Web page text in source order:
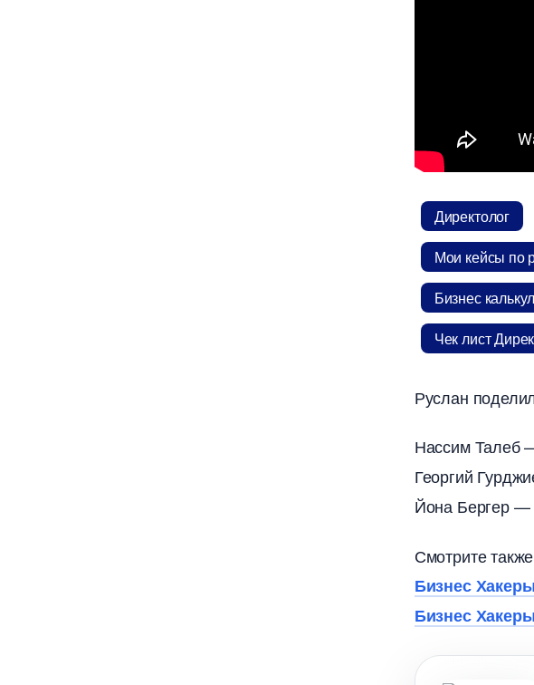
Директоло
Мои кейсы по
Бизнес
Чек лист
Руслан
Нассим Талеб
Георгий
Йона Бергер —
Смотрите
Бизнес
Бизнес